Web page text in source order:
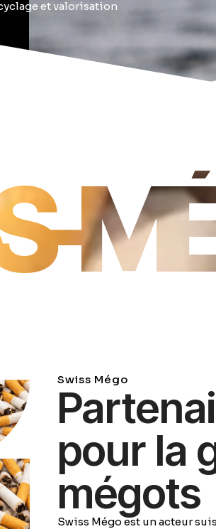
et valorisation
Swiss Mégo
pour la
mégots
Swiss Mégo est un acteur